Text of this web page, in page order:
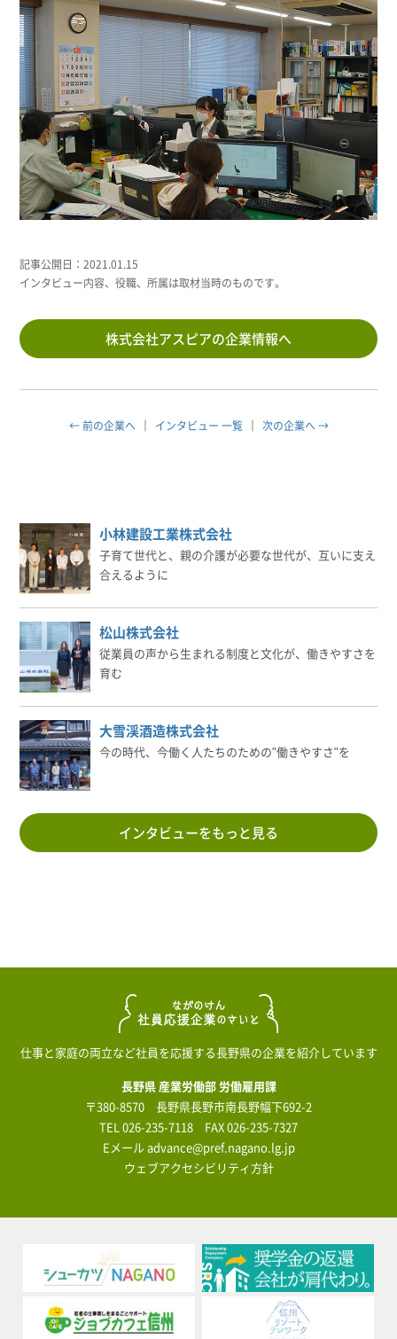
記事公開日：2021.01.15
インタビュー内容、役職、所属は取材当時のものです。
株式会社アスピアの企業情報へ
← 前の企業へ インタビュー 一覧 次の企業へ →
小林建設工業株式会社
子育て世代と、親の介護が必要な世代が、互いに支え
合えるように
松山株式会社
従業員の声から生まれる制度と文化が、働きやすさを
育む
大雪渓酒造株式会社
今の時代、今働く人たちのための"働きやすさ"を
インタビューをもっと見る
仕事と家庭の両立など社員を応援する長野県の企業を紹介しています
長野県 産業労働部 労働雇用課
〒380-8570 長野県長野市南長野幅下692-2
TEL026-235-7118 FAX 026-235-7327
Eメールadvance@pref.nagano.lg.jp
ウェブアクセシビリティ方針